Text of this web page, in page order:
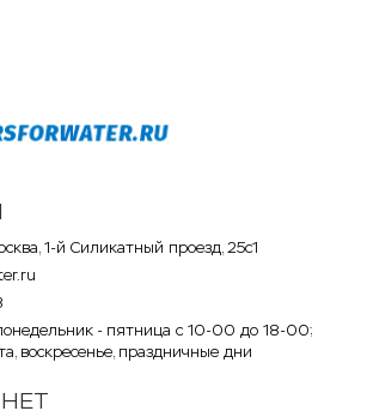
1-й Силикатный проезд, 25с1
- пятница с 10-00 до 18-00;
воскресенье, праздничные дни